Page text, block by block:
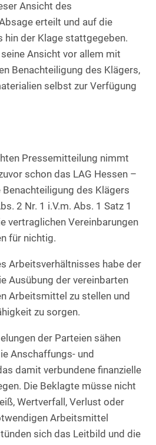
Ansicht des
erteilt und auf die
hin der Klage stattgegeben.
Ansicht vor allem mit
Benachteiligung des Klägers,
selbst zur Verfügung
Pressemitteilung nimmt
schon das LAG Hessen –
des Klägers
2 Nr. 1 i.V.m. Abs. 1 Satz 1
vertraglichen Vereinbarungen
für nichtig.
Arbeitsverhältnisses habe der
Ausübung der vereinbarten
Arbeitsmittel zu stellen und
zu sorgen.
der Parteien sähen
Anschaffungs- und
damit verbundene finanzielle
Die Beklagte müsse nicht
Wertverfall, Verlust oder
Arbeitsmittel
sich das Leitbild und die